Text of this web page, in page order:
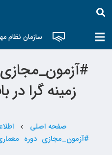
سازمان نظام
زمینه گرا در
صفحه اصلی chevron_left
#آزمون_مجازی دوره معماری